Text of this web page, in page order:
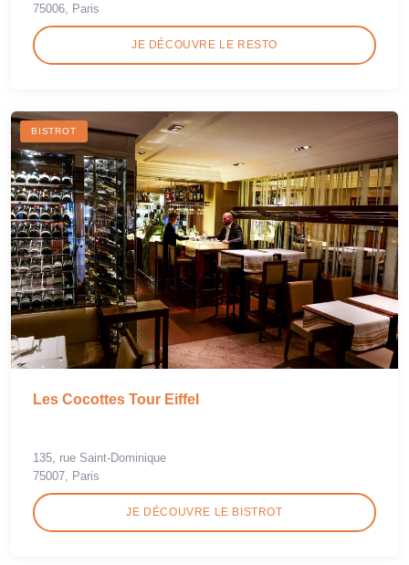
75006, Paris
JE DÉCOUVRE LE RESTO
BISTROT
Les Cocottes Tour Eiffel
135, rue Saint-Dominique
75007, Paris
JE DÉCOUVRE LE BISTROT